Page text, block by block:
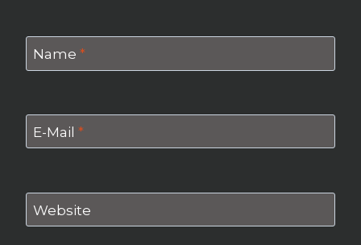
Name *
E-Mail *
Website